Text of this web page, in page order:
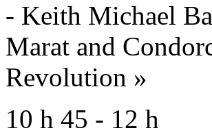
- Keith Michael
Marat and
Revolution »
10 h 45 - 12 h